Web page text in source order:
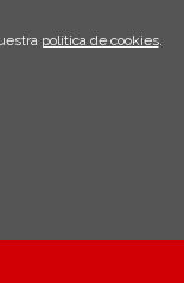
política de cookies.